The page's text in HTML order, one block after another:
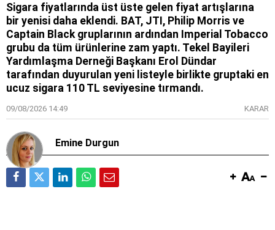
Sigara fiyatlarında üst üste gelen fiyat artışlarına
bir yenisi daha eklendi. BAT, JTI, Philip Morris ve
Captain Black gruplarının ardından Imperial Tobacco
grubu da tüm ürünlerine zam yaptı. Tekel Bayileri
Yardımlaşma Derneği Başkanı Erol Dündar
tarafından duyurulan yeni listeyle birlikte gruptaki en
ucuz sigara 110 TL seviyesine tırmandı.
09/08/2026 14:49 KARAR
Emine Durgun